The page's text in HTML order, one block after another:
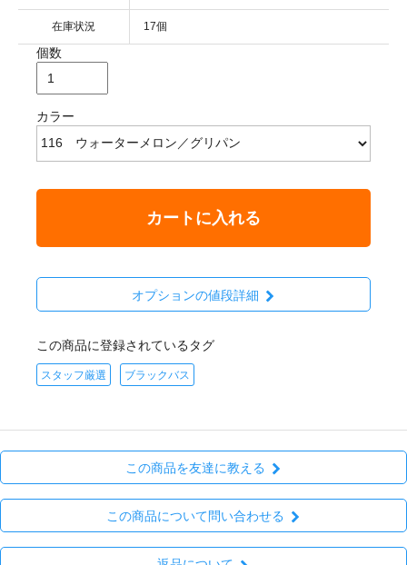
在庫状況 17個
個数
カラー
カートに入れる
オプションの値段詳細
この商品に登録されているタグ
スタッフ厳選 ブラックバス
この商品を友達に教える
この商品について問い合わせる